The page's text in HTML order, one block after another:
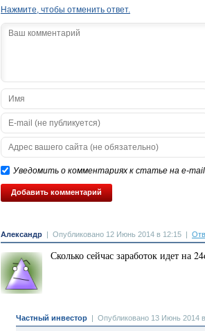
Нажмите, чтобы отменить ответ.
Уведомить о комментариях к статье на e-mail
Александр | Опубликовано 12 Июнь 2014 в 12:15 |
Сколько сейчас заработок идет на
Частный инвестор | Опубликовано 13 Июнь 2014